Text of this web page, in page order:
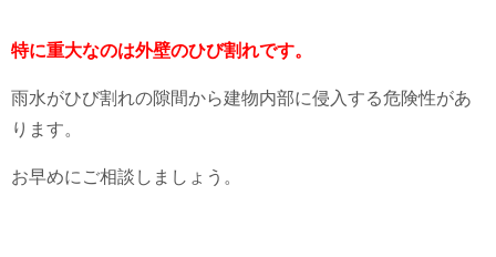
特に重大なのは外壁のひび割れです。
雨水がひび割れの隙間から建物内部に侵入する危険性があ
ります。
お早めにご相談しましょう。